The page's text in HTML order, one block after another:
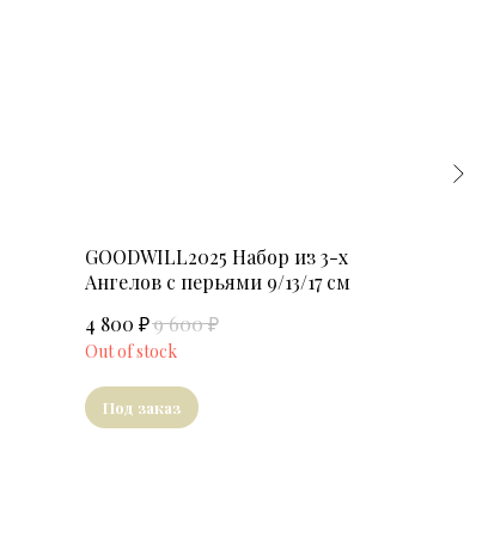
GOODWILL2025 Набор из 3-х
Ангелов с перьями 9/13/17 см
4 800 ₽9 600₽
Out of stock
Под заказ